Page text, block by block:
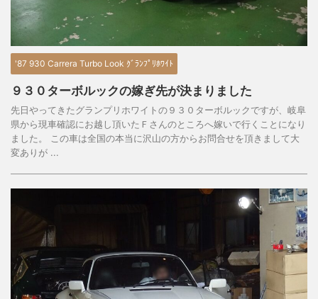
'87 930 Carrera Turbo Look ｸﾞﾗﾝﾌﾟﾘﾎﾜｲﾄ
９３０ターボルックの嫁ぎ先が決まりました
先日やってきたグランプリホワイトの９３０ターボルックですが、岐阜
県から現車確認にお越し頂いたＦさんのところへ嫁いで行くことになり
ました。 この車は全国の本当に沢山の方からお問合せを頂きまして大
変ありが ...